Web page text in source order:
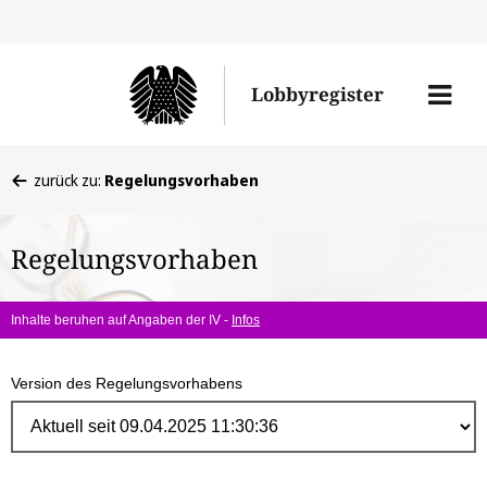
Lobbyregister
Menü
befinden
hier:
zurück zu: Regelungsvorhaben
Regelungsvorhaben
Inhalte beruhen auf Angaben der IV - Infos
Version des Regelungsvorhabens